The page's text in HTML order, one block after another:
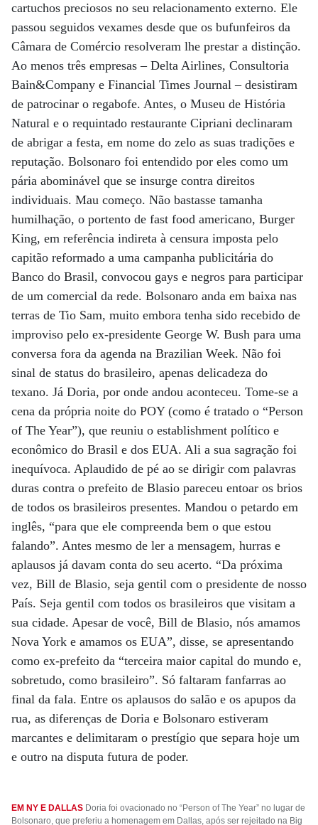
cartuchos preciosos no seu relacionamento externo. Ele
passou seguidos vexames desde que os bufunfeiros da
Câmara de Comércio resolveram lhe prestar a distinção.
Ao menos três empresas – Delta Airlines, Consultoria
Bain&Company e Financial Times Journal – desistiram
de patrocinar o regabofe. Antes, o Museu de História
Natural e o requintado restaurante Cipriani declinaram
de abrigar a festa, em nome do zelo as suas tradições e
reputação. Bolsonaro foi entendido por eles como um
pária abominável que se insurge contra direitos
individuais. Mau começo. Não bastasse tamanha
humilhação, o portento de fast food americano, Burger
King, em referência indireta à censura imposta pelo
capitão reformado a uma campanha publicitária do
Banco do Brasil, convocou gays e negros para participar
de um comercial da rede. Bolsonaro anda em baixa nas
terras de Tio Sam, muito embora tenha sido recebido de
improviso pelo ex-presidente George W. Bush para uma
conversa fora da agenda na Brazilian Week. Não foi
sinal de status do brasileiro, apenas delicadeza do
texano. Já Doria, por onde andou aconteceu. Tome-se a
cena da própria noite do POY (como é tratado o “Person
of The Year”), que reuniu o establishment político e
econômico do Brasil e dos EUA. Ali a sua sagração foi
inequívoca. Aplaudido de pé ao se dirigir com palavras
duras contra o prefeito de Blasio pareceu entoar os brios
de todos os brasileiros presentes. Mandou o petardo em
inglês, “para que ele compreenda bem o que estou
falando”. Antes mesmo de ler a mensagem, hurras e
aplausos já davam conta do seu acerto. “Da próxima
vez, Bill de Blasio, seja gentil com o presidente de nosso
País. Seja gentil com todos os brasileiros que visitam a
sua cidade. Apesar de você, Bill de Blasio, nós amamos
Nova York e amamos os EUA”, disse, se apresentando
como ex-prefeito da “terceira maior capital do mundo e,
sobretudo, como brasileiro”. Só faltaram fanfarras ao
final da fala. Entre os aplausos do salão e os apupos da
rua, as diferenças de Doria e Bolsonaro estiveram
marcantes e delimitaram o prestígio que separa hoje um
e outro na disputa futura de poder.
EM NY E DALLAS Doria foi ovacionado no “Person of The Year” no lugar de
Bolsonaro, que preferiu a homenagem em Dallas, após ser rejeitado na Big